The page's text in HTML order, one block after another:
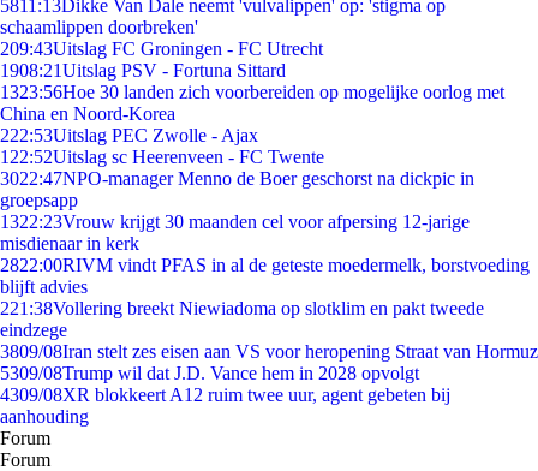
5811:13Dikke Van Dale neemt 'vulvalippen' op: 'stigma op
schaamlippen doorbreken'
209:43Uitslag FC Groningen - FC Utrecht
1908:21Uitslag PSV - Fortuna Sittard
1323:56Hoe 30 landen zich voorbereiden op mogelijke oorlog met
China en Noord-Korea
222:53Uitslag PEC Zwolle - Ajax
1 22:52Uitslag sc Heerenveen - FC Twente
3022:47NPO-manager Menno de Boer geschorst na dickpic in
groepsapp
1322:23Vrouw krijgt 30 maanden cel voor afpersing 12-jarige
misdienaar in kerk
2822:00RIVM vindt PFAS in al de geteste moedermelk, borstvoeding
blijft advies
221:38Vollering breekt Niewiadoma op slotklim en pakt tweede
eindzege
3809/08Iran stelt zes eisen aan VS voor heropening Straat van Hormuz
5309/08Trump wil dat J.D. Vance hem in 2028 opvolgt
4309/08XR blokkeert A12 ruim twee uur, agent gebeten bij
aanhouding
Forum
Forum